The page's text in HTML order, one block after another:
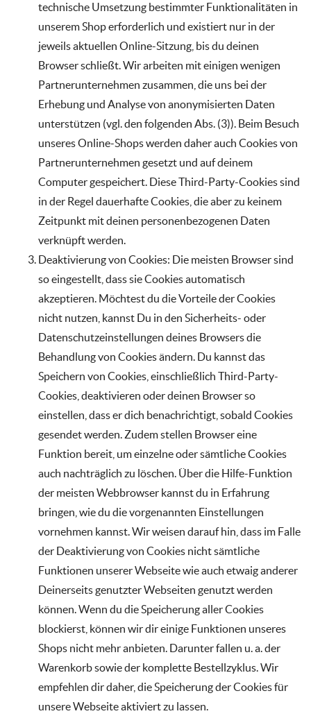
technische Umsetzung bestimmter Funktionalitäten in
unserem Shop erforderlich und existiert nur in der
jeweils aktuellen Online-Sitzung, bis du deinen
Browser schließt. Wir arbeiten mit einigen wenigen
Partnerunternehmen zusammen, die uns bei der
Erhebung und Analyse von anonymisierten Daten
unterstützen (vgl. den folgenden Abs. (3)). Beim Besuch
unseres Online-Shops werden daher auch Cookies von
Partnerunternehmen gesetzt und auf deinem
Computer gespeichert. Diese Third-Party-Cookies sind
in der Regel dauerhafte Cookies, die aber zu keinem
Zeitpunkt mit deinen personenbezogenen Daten
verknüpft werden.
Deaktivierung von Cookies: Die meisten Browser sind
so eingestellt, dass sie Cookies automatisch
akzeptieren. Möchtest du die Vorteile der Cookies
nicht nutzen, kannst Du in den Sicherheits- oder
Datenschutzeinstellungen deines Browsers die
Behandlung von Cookies ändern. Du kannst das
Speichern von Cookies, einschließlich Third-Party-
Cookies, deaktivieren oder deinen Browser so
einstellen, dass er dich benachrichtigt, sobald Cookies
gesendet werden. Zudem stellen Browser eine
Funktion bereit, um einzelne oder sämtliche Cookies
auch nachträglich zu löschen. Über die Hilfe-Funktion
der meisten Webbrowser kannst du in Erfahrung
bringen, wie du die vorgenannten Einstellungen
vornehmen kannst. Wir weisen darauf hin, dass im Falle
der Deaktivierung von Cookies nicht sämtliche
Funktionen unserer Webseite wie auch etwaig anderer
Deinerseits genutzter Webseiten genutzt werden
können. Wenn du die Speicherung aller Cookies
blockierst, können wir dir einige Funktionen unseres
Shops nicht mehr anbieten. Darunter fallen u. a. der
Warenkorb sowie der komplette Bestellzyklus. Wir
empfehlen dir daher, die Speicherung der Cookies für
unsere Webseite aktiviert zu lassen.